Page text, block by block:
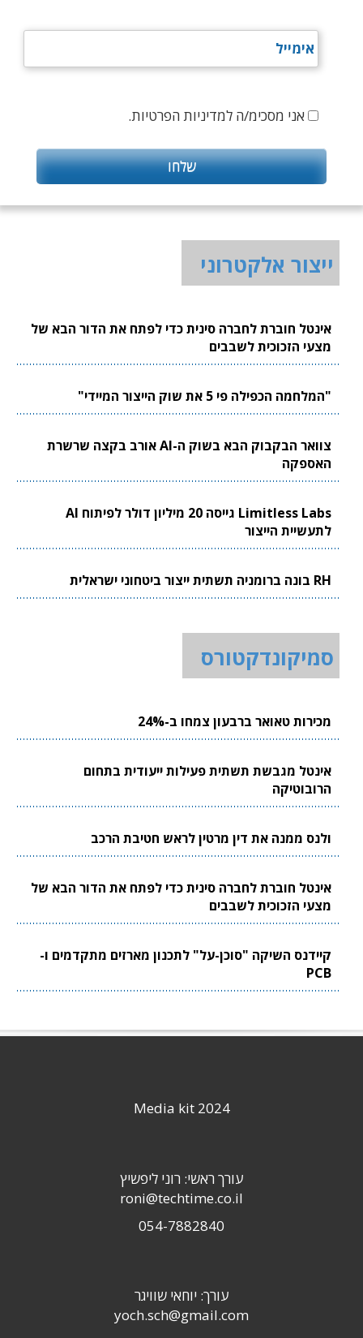
אני מסכימ/ה למדיניות הפרטיות.
ייצור אלקטרוני
אינטל חוברת לחברה סינית כדי לפתח את הדור הבא של
מצעי הזכוכית לשבבים
"המלחמה הכפילה פי 5 את שוק הייצור המיידי"
צוואר הבקבוק הבא בשוק ה-AI אורב בקצה שרשרת
האספקה
Limitless Labs גייסה 20 מיליון דולר לפיתוח AI
לתעשיית הייצור
RH בונה ברומניה תשתית ייצור ביטחוני ישראלית
סמיקונדקטורס
מכירות טאואר ברבעון צמחו ב-24%
אינטל מגבשת תשתית פעילות ייעודית בתחום
הרובוטיקה
ולנס ממנה את דין מרטין לראש חטיבת הרכב
אינטל חוברת לחברה סינית כדי לפתח את הדור הבא של
מצעי הזכוכית לשבבים
קיידנס השיקה "סוכן-על" לתכנון מארזים מתקדמים ו-
PCB
Media kit 2024
עורך ראשי: רוני ליפשיץ
roni@techtime.co.il
054-7882840
עורך: יוחאי שוויגר
yoch.sch@gmail.com